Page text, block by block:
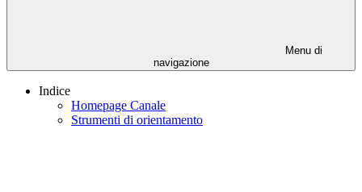
Menu di
navigazione
Indice
Homepage Canale
Strumenti di orientamento